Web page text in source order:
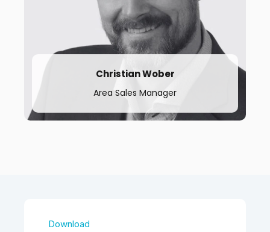
Christian Wober
Area Sales Manager
Download